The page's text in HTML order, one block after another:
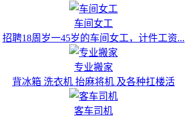
车间女工
招聘18周岁一45岁的车间女工，计件工资...
专业搬家
背冰箱 洗衣机 抬麻将机 及各种扛楼活
客车司机